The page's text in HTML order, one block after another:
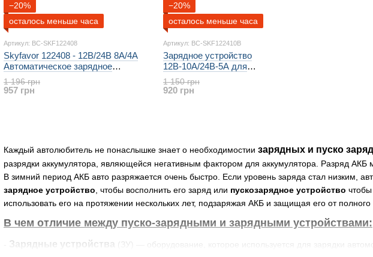
Каждый автолюбитель не понаслышке знает о необходимостии зарядных и пуско
разрядки аккумулятора, являющейся негативным фактором для аккумулятора. Разряд
В зимний период АКБ авто разряжается очень быстро. Если уровень заряда стал низким,
зарядное устройство , чтобы восполнить его заряд или пускозарядное устройство
использовать его на протяжении нескольких лет, подзаряжая АКБ и защищая его от полного
В чем отличие между пуско-зарядными и зарядными устройствами:
Зарядные устройства (ЗУ) — оборудование, которое используется для зарядки
−20%
осталось меньше часа
Артикул: BC-SKF122408
Skyfavor 122408 - 12В/24В 8А/4А
Автоматическое зарядное
устройство для аккумуляторов
AGM, GEL, WET, WRLA, Carboon
1 196 грн
957 грн
−20%
осталось меньше часа
Артикул: BC-SKF122410B
Зарядное устройство
12В-10A/24В-5А для
аккумуляторов Авто, GEL, AGM,
WET с функцией восстановления
1 150 грн
920 грн